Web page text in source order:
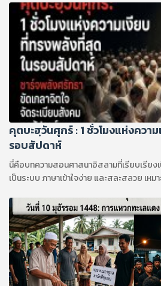
ได้รับการประกาศต่อสาธารณะ แต่ต้องแยกใ
แต่งงานเต็มรูปแบบในมัสยิด เพราะงานเลี้ย
รักษาเกียรติ ความสะอาด และข้อกำหนดขอ
คุตบะฮฺวันศุกร์ : 1 ชั่วโมงแห่งควา
รอบสัปดาห์
นี่คือบทความสอนศาสนาอิสลามที่เรียบเรียง
เป็นระบบ ภาษาเข้าใจง่าย และสละสลวย เหม